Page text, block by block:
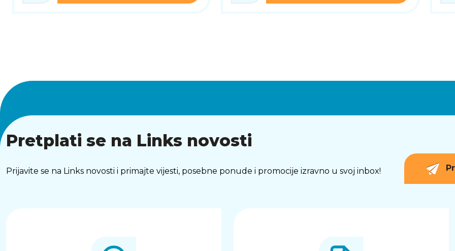
Pretplati se na Links novosti
Prijavite se na Links novosti i primajte vijesti, posebne ponude i promocije izravno u svoj inbox!